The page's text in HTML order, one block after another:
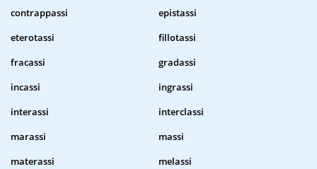
contrappassi
epistassi
eterotassi
fillotassi
fracassi
gradassi
incassi
ingrassi
interassi
interclassi
marassi
massi
materassi
melassi